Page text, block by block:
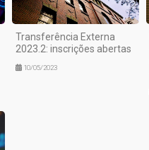
Transferência Externa
2023.2: inscrições abertas
10/05/2023